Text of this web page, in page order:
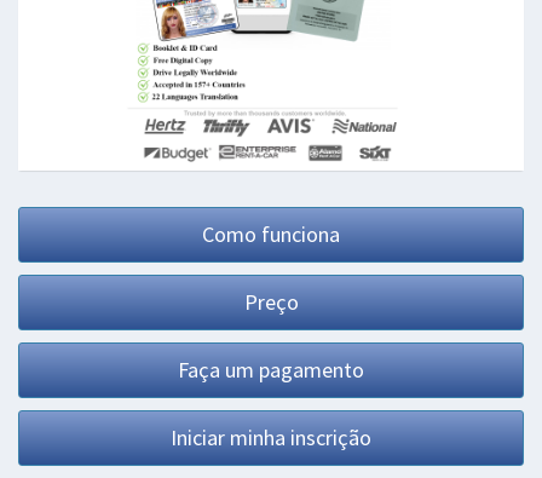
Como funciona
Preço
Faça um pagamento
Iniciar minha inscrição